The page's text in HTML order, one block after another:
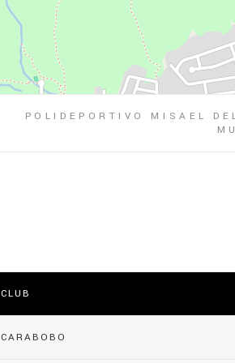
POLIDEPORTIVO MISAEL
CLUB
CARABOBO